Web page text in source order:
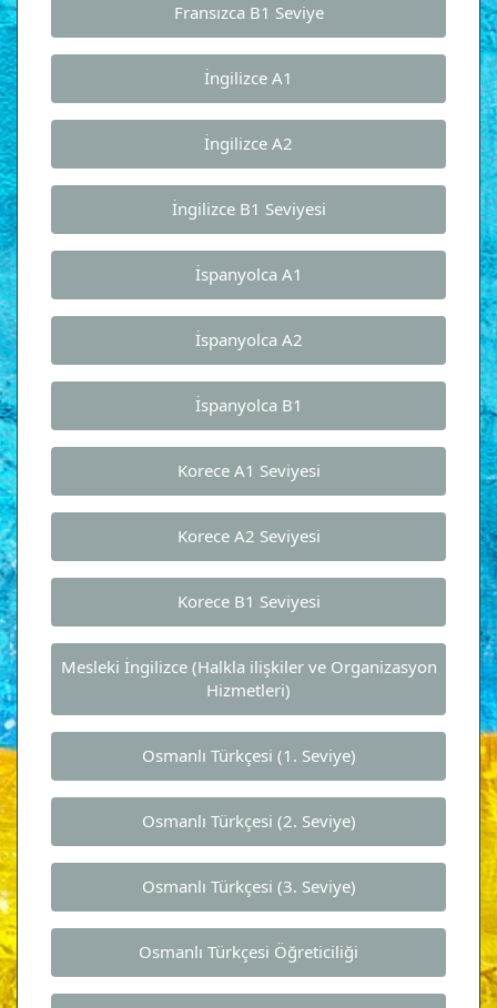
Fransızca B1 Seviye
İngilizce A1
İngilizce A2
İngilizce B1 Seviyesi
İspanyolca A1
İspanyolca A2
İspanyolca B1
Korece A1 Seviyesi
Korece A2 Seviyesi
Korece B1 Seviyesi
Mesleki İngilizce (Halkla ilişkiler ve Organizasyon
Hizmetleri)
Osmanlı Türkçesi (1. Seviye)
Osmanlı Türkçesi (2. Seviye)
Osmanlı Türkçesi (3. Seviye)
Osmanlı Türkçesi Öğreticiliği